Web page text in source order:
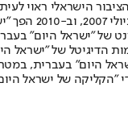
הישראלי ראוי
תשלום.
הדיגיטל של "ישראל
"ישראל היום"
"הקליקה של ישראל